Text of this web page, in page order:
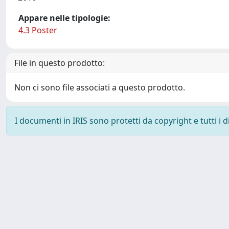
Appare nelle tipologie:
4.3 Poster
File in questo prodotto:
Non ci sono file associati a questo prodotto.
I documenti in IRIS sono protetti da copyright e tutti i